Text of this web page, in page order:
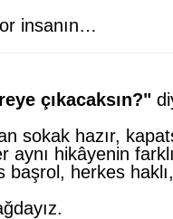
insanın…
çıkacaksın?"
sokak hazır,
aynı hikâyenin
başrol, herkes